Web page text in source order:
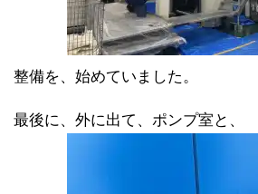
整備を、始めていました。
最後に、外に出て、ポンプ室と、